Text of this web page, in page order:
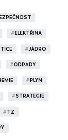
# ELEKTŘINA
#JÁDRO
#ODPADY
# PLYN
#STRATEGIE
#TZ